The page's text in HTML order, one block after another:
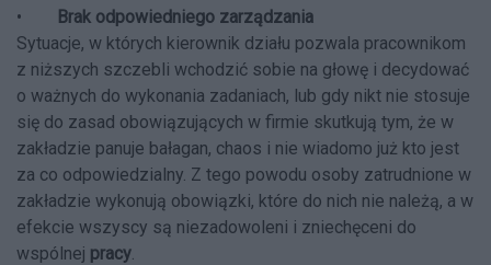
•
Brak odpowiedniego zarządzania
Sytuacje, w których kierownik działu pozwala pracownikom
z niższych szczebli wchodzić sobie na głowę i decydować
o ważnych do wykonania zadaniach, lub gdy nikt nie stosuje
się do zasad obowiązujących w firmie skutkują tym, że w
zakładzie panuje bałagan, chaos i nie wiadomo już kto jest
za co odpowiedzialny. Z tego powodu osoby zatrudnione w
zakładzie wykonują obowiązki, które do nich nie należą, a w
efekcie wszyscy są niezadowoleni i zniechęceni do
wspólnej pracy.